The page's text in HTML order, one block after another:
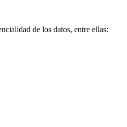
de los datos, entre ellas: